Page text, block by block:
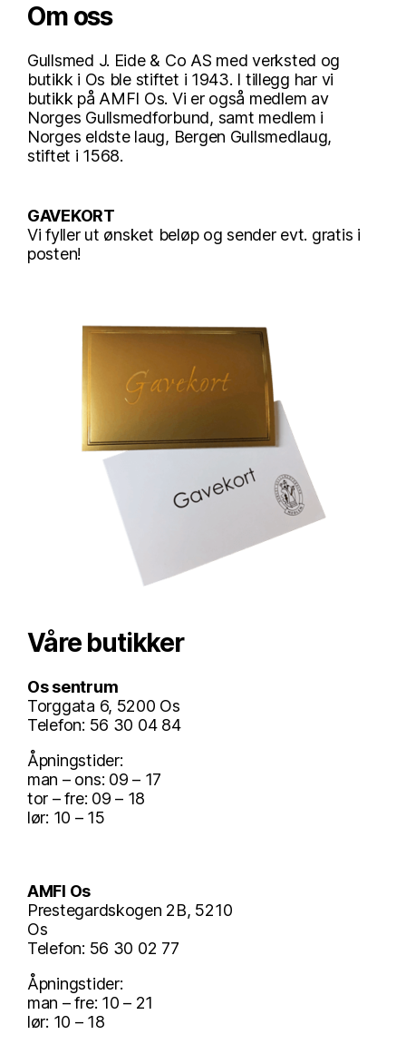
Om oss
Gullsmed J. Eide & Co AS med verksted og
butikk i Os ble stiftet i 1943. I tillegg har vi
butikk på AMFI Os. Vi er også medlem av
Norges Gullsmedforbund, samt medlem i
Norges eldste laug, Bergen Gullsmedlaug,
stiftet i 1568.
GAVEKORT
Vi fyller ut ønsket beløp og sender evt. gratis i
posten!
Våre butikker
Os sentrum
Torggata 6, 5200 Os
Telefon: 56 30 04 84
Åpningstider:
man – ons: 09 – 17
tor – fre: 09 – 18
lør: 10 – 15
AMFI Os
Prestegardskogen 2B, 5210
Os
Telefon: 56 30 02 77
Åpningstider:
man – fre: 10 – 21
lør: 10 – 18